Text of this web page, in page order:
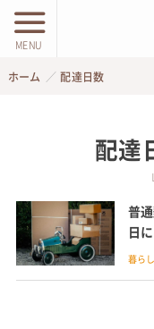
MENU
ホーム 配達日数
配達
普
日
暮ら